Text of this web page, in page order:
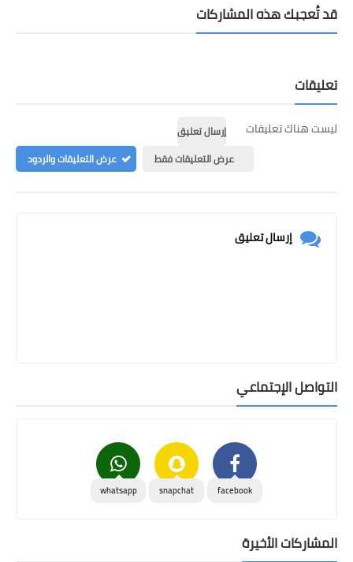
قد تُعجبك هذه المشاركات
تعليقات
ليست هناك تعليقات
إرسال تعليق
عرض التعليقات فقط
عرض التعليقات والردود
إرسال تعليق
التواصل الإجتماعي
facebook
snapchat
whatsapp
المشاركات الأخيرة